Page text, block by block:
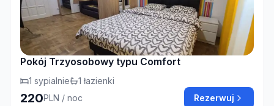
Pokój Trzyosobowy typu Comfort
1 sypialnie 1 łazienki
220PLN / noc Rezerwuj